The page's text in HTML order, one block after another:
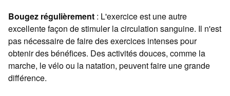
Bougez régulièrement : L'exercice est une autre
excellente façon de stimuler la circulation sanguine. Il n'est
pas nécessaire de faire des exercices intenses pour
obtenir des bénéfices. Des activités douces, comme la
marche, le vélo ou la natation, peuvent faire une grande
différence.